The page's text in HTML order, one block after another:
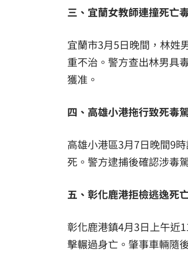
三、宜蘭女教師連撞死亡
宜蘭市3月5日晚間，林姓
重不治。警方查出林男具
獲准。
四、高雄小港拖行致死毒
高雄小港區3月7日晚間9
死。警方逮捕後確認涉毒
五、彰化鹿港拒檢逃逸死
彰化鹿港鎮4月3日上午近
擊輾過身亡。肇事車輛隨